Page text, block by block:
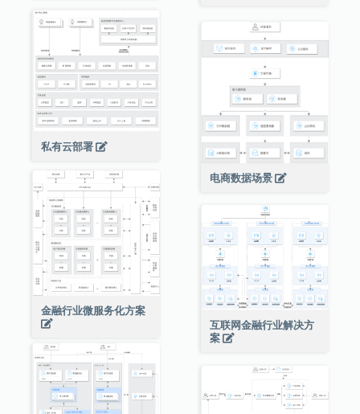
私有云部署
电商数据场景
金融行业微服务化方案
互联网金融行业解决方
案